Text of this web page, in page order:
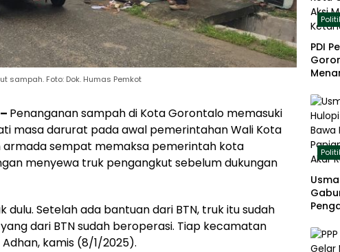
Foto: Dok. Humas Pemkot
Penanganan sampah di Kota Gorontalo memasuki
masa darurat pada awal pemerintahan Wali Kota
sempat memaksa pemerintah kota
menyewa truk pengangkut sebelum dukungan
dulu. Setelah ada bantuan dari BTN, truk itu sudah
dari BTN sudah beroperasi. Tiap kecamatan
kamis (8/1/2025).
PDI
Akar